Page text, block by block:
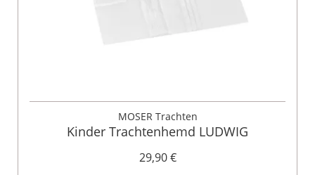
MOSER Trachten
Kinder Trachtenhemd LUDWIG
29,90 €